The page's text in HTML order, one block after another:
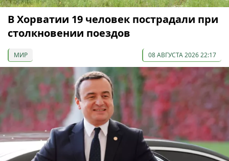
В Хорватии 19 человек пострадали при
столкновении поездов
МИР 08 АВГУСТА 2026 22:17